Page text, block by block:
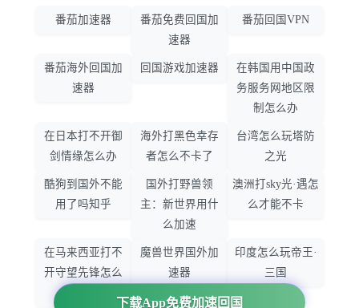
下载App免费加速回国
番茄加速器
番茄免费回国加
速器
番茄回国VPN
番茄海外回国加
速器
回国游戏加速器
在韩国用中国政
务服务网地区限
制怎么办
在日本打不开御
剑情缘怎么办
海外打黑色幸存
者怎么不卡了
台湾怎么玩塔防
之光
酷狗到国外不能
用了吗知乎
国外打野兽领
主：新世界用什
么加速
澳洲打sky光·遇怎
么才能不卡
在马来西亚打不
开守望先锋怎么
魔兽世界国外加
速器
印度怎么玩帝王·
三国